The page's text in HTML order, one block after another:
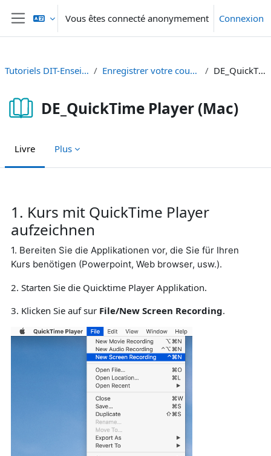
Passer au contenu principal
Panneau latéral
Vous êtes connecté anonymement Connexion
Tutoriels DIT-Enseignement et Recherche Enregistrer votre cours / Kurs aufzeichnen (video) DE_QuickTime Player (Mac)
DE_QuickTime Player (Mac)
Livre Plus
1. Kurs mit QuickTime Player
aufzeichnen
1. Bereiten Sie die Applikationen vor, die Sie für Ihren
Kurs benötigen (Powerpoint, Web browser, usw.).
2. Starten Sie die Quicktime Player Applikation.
3. Klicken Sie auf sur File/New Screen Recording.